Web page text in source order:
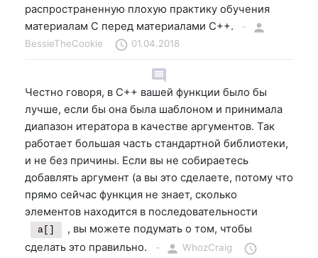
распространенную плохую практику обучения
материалам C перед материалами C++.
- person
BessieTheCookie schedule 01.04.2018
comment
Честно говоря, в C++ вашей функции было бы
лучше, если бы она была шаблоном и принимала
диапазон итератора в качестве аргументов. Так
работает большая часть стандартной библиотеки,
и не без причины. Если вы не собираетесь
добавлять аргумент (а вы это сделаете, потому что
прямо сейчас функция не знает, сколько
элементов находится в последовательности
a[]
, вы можете подумать о том, чтобы
сделать это правильно.
- person WhozCraig schedule